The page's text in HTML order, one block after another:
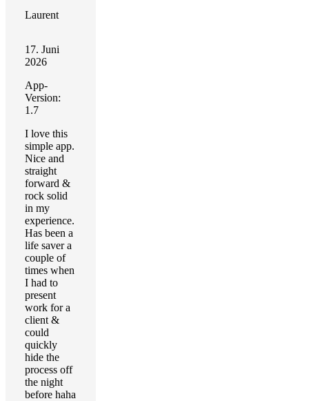
Laurent
17. Juni
2026
App-
Version:
1.7
I love this
simple app.
Nice and
straight
forward &
rock solid
in my
experience.
Has been a
life saver a
couple of
times when
I had to
present
work for a
client &
could
quickly
hide the
process off
the night
before haha